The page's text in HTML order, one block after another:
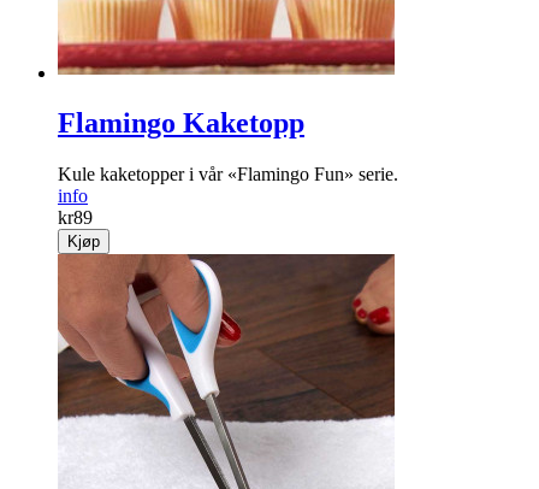
Flamingo Kaketopp
Kule kaketopper i vår «Flamingo Fun» serie.
info
kr89
Kjøp